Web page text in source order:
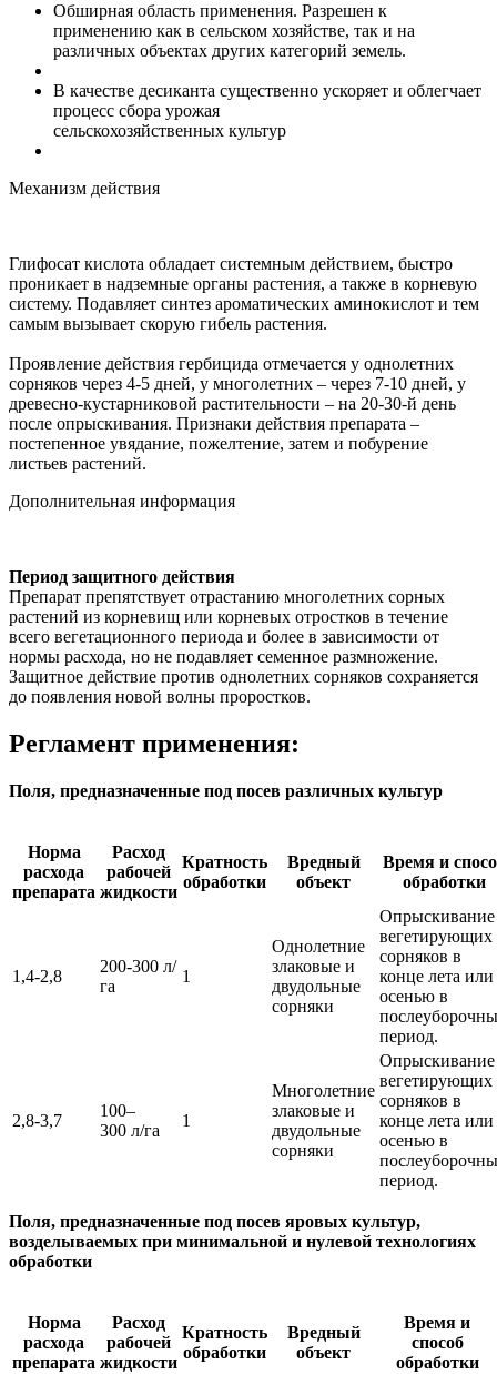
Обширная область применения. Разрешен к
применению как в сельском хозяйстве, так и на
различных объектах других категорий земель.
В качестве десиканта существенно ускоряет и облегчает
процесс сбора урожая
сельскохозяйственных культур
Механизм действия
Глифосат кислота обладает системным действием, быстро
проникает в надземные органы растения, а также в корневую
систему. Подавляет синтез ароматических аминокислот и тем
самым вызывает скорую гибель растения.
Проявление действия гербицида отмечается у однолетних
сорняков через 4-5 дней, у многолетних – через 7-10 дней, у
древесно-кустарниковой растительности – на 20-30-й день
после опрыскивания. Признаки действия препарата –
постепенное увядание, пожелтение, затем и побурение
листьев растений.
Дополнительная информация
Период защитного действия
Препарат препятствует отрастанию многолетних сорных
растений из корневищ или корневых отростков в течение
всего вегетационного периода и более в зависимости от
нормы расхода, но не подавляет семенное размножение.
Защитное действие против однолетних сорняков сохраняется
до появления новой волны проростков.
Регламент применения:
Поля, предназначенные под посев различных культур
Норма
расхода
препарата
Расход
рабочей
жидкости
Кратность
обработки
Вредный
объект
Время и
обработки
1,4-2,8
200-300 л/
га
1
Однолетние
злаковые и
двудольные
сорняки
Опрыскивание
вегетирующих
сорняков в
конце лета или
осенью в
период.
2,8-3,7
100–
300 л/га
1
Многолетние
злаковые и
двудольные
сорняки
Опрыскивание
вегетирующих
сорняков в
конце лета или
осенью в
период.
Поля, предназначенные под посев яровых культур,
возделываемых при минимальной и нулевой технологиях
обработки
Норма
расхода
препарата
Расход
рабочей
жидкости
Кратность
обработки
Вредный
объект
Время и
способ
обработки